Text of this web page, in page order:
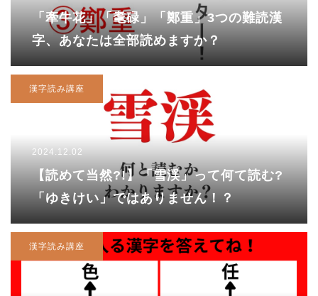
「牽牛花」「耄碌」「鄭重」3つの難読漢
字、あなたは全部読めますか？
漢字読み講座
2024.12.02
【読めて当然?!】「雪渓」って何て読む?
「ゆきけい」ではありません！？
漢字読み講座